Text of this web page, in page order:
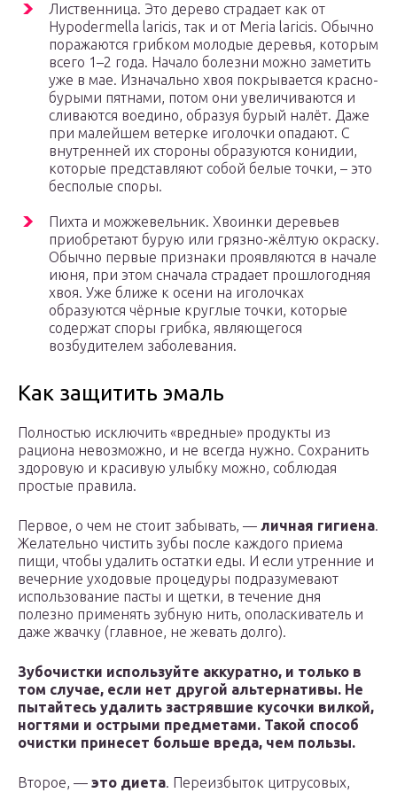
Лиственница. Это дерево страдает как от
Hypodermella laricis, так и от Meria laricis. Обычно
поражаются грибком молодые деревья, которым
всего 1–2 года. Начало болезни можно заметить
уже в мае. Изначально хвоя покрывается красно-
бурыми пятнами, потом они увеличиваются и
сливаются воедино, образуя бурый налёт. Даже
при малейшем ветерке иголочки опадают. С
внутренней их стороны образуются конидии,
которые представляют собой белые точки, – это
бесполые споры.
Пихта и можжевельник. Хвоинки деревьев
приобретают бурую или грязно-жёлтую окраску.
Обычно первые признаки проявляются в начале
июня, при этом сначала страдает прошлогодняя
хвоя. Уже ближе к осени на иголочках
образуются чёрные круглые точки, которые
содержат споры грибка, являющегося
возбудителем заболевания.
Как защитить эмаль
Полностью исключить «вредные» продукты из
рациона невозможно, и не всегда нужно. Сохранить
здоровую и красивую улыбку можно, соблюдая
простые правила.
Первое, о чем не стоит забывать, — личная гигиена.
Желательно чистить зубы после каждого приема
пищи, чтобы удалить остатки еды. И если утренние и
вечерние уходовые процедуры подразумевают
использование пасты и щетки, в течение дня
полезно применять зубную нить, ополаскиватель и
даже жвачку (главное, не жевать долго).
Зубочистки используйте аккуратно, и только в
том случае, если нет другой альтернативы. Не
пытайтесь удалить застрявшие кусочки вилкой,
ногтями и острыми предметами. Такой способ
очистки принесет больше вреда, чем пользы.
Второе, — это диета. Переизбыток цитрусовых,